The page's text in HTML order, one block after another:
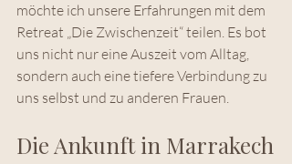
möchte ich unsere Erfahrungen mit dem
Retreat „Die Zwischenzeit“ teilen. Es bot
uns nicht nur eine Auszeit vom Alltag,
sondern auch eine tiefere Verbindung zu
uns selbst und zu anderen Frauen.
Die Ankunft in Marrakech